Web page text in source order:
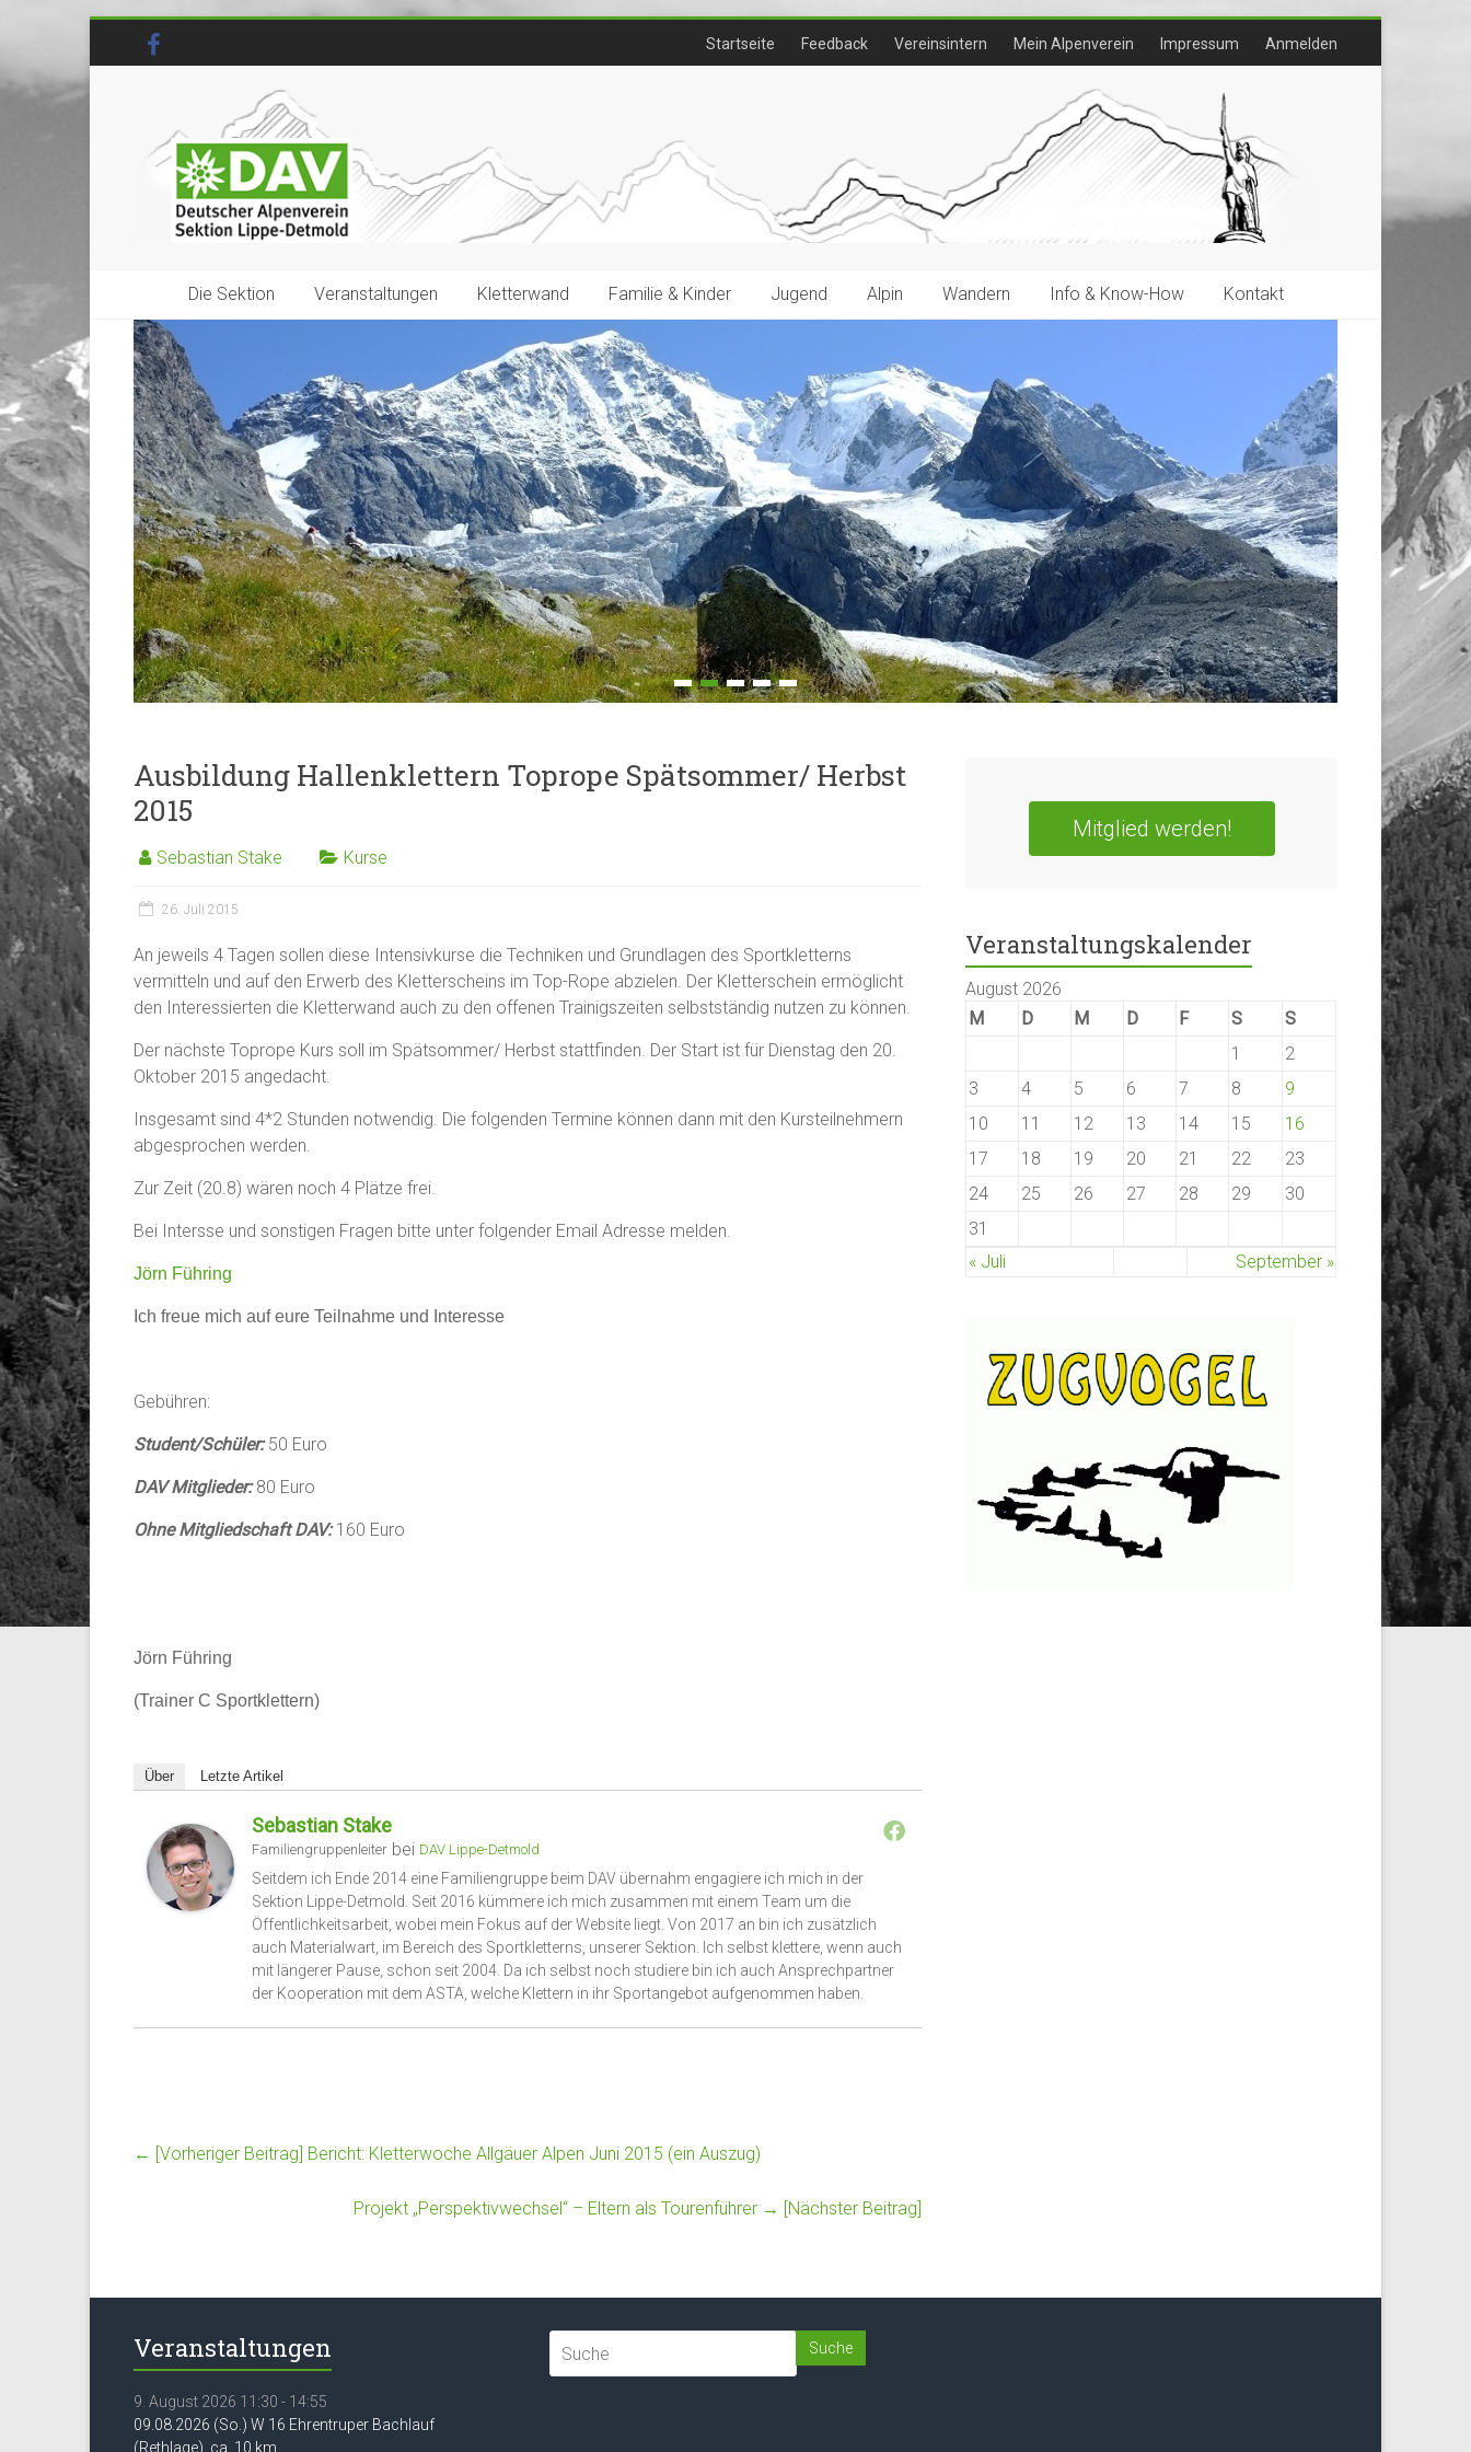
Startseite Feedback Vereinsintern Mein Alpenverein Impressum Anmelden
Die Sektion Veranstaltungen Kletterwand Familie & Kinder Jugend Alpin Wandern Info & Know-How Kontakt
Ausbildung Hallenklettern Toprope Spätsommer/ Herbst
2015
Sebastian Stake Kurse
26. Juli 2015
An jeweils 4 Tagen sollen diese Intensivkurse die Techniken und Grundlagen des Sportkletterns
vermitteln und auf den Erwerb des Kletterscheins im Top-Rope abzielen. Der Kletterschein ermöglicht
den Interessierten die Kletterwand auch zu den offenen Trainigszeiten selbstständig nutzen zu können.
Der nächste Toprope Kurs soll im Spätsommer/ Herbst stattfinden. Der Start ist für Dienstag den 20.
Oktober 2015 angedacht.
Insgesamt sind 4*2 Stunden notwendig. Die folgenden Termine können dann mit den Kursteilnehmern
abgesprochen werden.
Zur Zeit (20.8) wären noch 4 Plätze frei.
Bei Intersse und sonstigen Fragen bitte unter folgender Email Adresse melden.
Jörn Führing
Ich freue mich auf eure Teilnahme und Interesse
Gebühren:
Student/Schüler:50 Euro
DAV Mitglieder:80 Euro
Ohne Mitgliedschaft DAV:160 Euro
Jörn Führing
(Trainer C Sportklettern)
Über Letzte Artikel
Sebastian Stake
Familiengruppenleiter bei DAV Lippe-Detmold
Seitdem ich Ende 2014 eine Familiengruppe beim DAV übernahm engagiere ich mich in der
Sektion Lippe-Detmold. Seit 2016 kümmere ich mich zusammen mit einem Team um die
Öffentlichkeitsarbeit, wobei mein Fokus auf der Website liegt. Von 2017 an bin ich zusätzlich
auch Materialwart, im Bereich des Sportkletterns, unserer Sektion. Ich selbst klettere, wenn auch
mit längerer Pause, schon seit 2004. Da ich selbst noch studiere bin ich auch Ansprechpartner
der Kooperation mit dem ASTA, welche Klettern in ihr Sportangebot aufgenommen haben.
← [Vorheriger Beitrag] Bericht: Kletterwoche Allgäuer Alpen Juni 2015 (ein Auszug)
Projekt „Perspektivwechsel“ – Eltern als Tourenführer → [Nächster Beitrag]
Mitglied werden!
Veranstaltungskalender
August 2026
M
D M D F S
S
1
2
3
4 5 6 7 8
9
10
11 12 13 14 15
16
17
18 19 20 21 22
23
24
25 26 27 28 29
30
31
« Juli
September »
Veranstaltungen
9. August 2026 11:30 - 14:55
09.08.2026 (So.) W 16 Ehrentruper Bachlauf
(Rethlage), ca. 10 km